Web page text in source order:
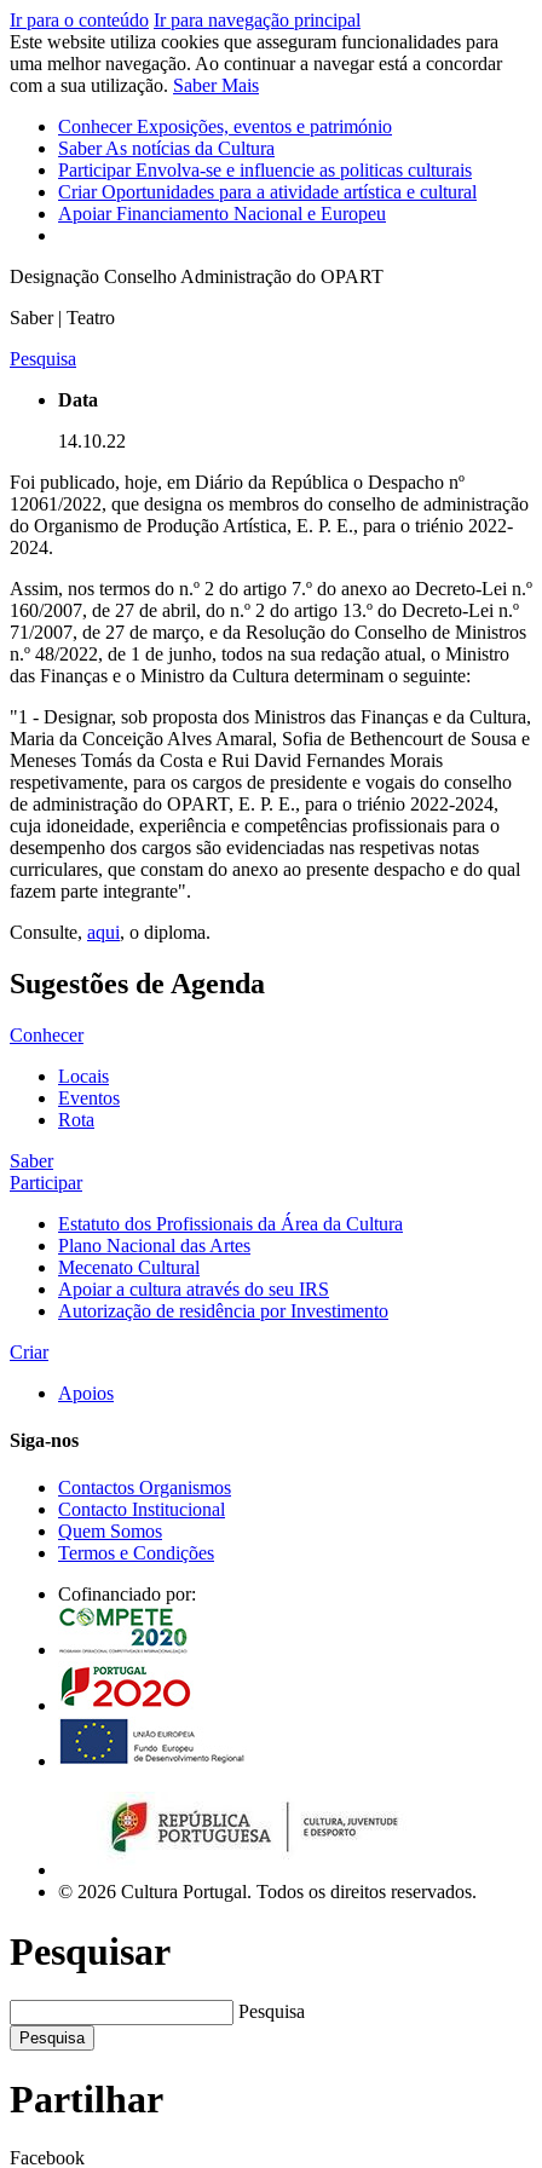
Ir para o conteúdo Ir para navegação principal
Este website utiliza cookies que asseguram funcionalidades para
uma melhor navegação. Ao continuar a navegar está a concordar
com a sua utilização. Saber Mais
ConhecerExposições, eventos e património
SaberAs notícias da Cultura
ParticiparEnvolva-se e influencie as politicas culturais
CriarOportunidades para a atividade artística e cultural
ApoiarFinanciamento Nacional e Europeu
Designação Conselho Administração do OPART
Saber | Teatro
Pesquisa
Data
14.10.22
Foi publicado, hoje, em Diário da República o Despacho nº
12061/2022, que designa os membros do conselho de administração
do Organismo de Produção Artística, E. P. E., para o triénio 2022-
2024.
Assim, nos termos do n.º 2 do artigo 7.º do anexo ao Decreto-Lei n.º
160/2007, de 27 de abril, do n.º 2 do artigo 13.º do Decreto-Lei n.º
71/2007, de 27 de março, e da Resolução do Conselho de Ministros
n.º 48/2022, de 1 de junho, todos na sua redação atual, o Ministro
das Finanças e o Ministro da Cultura determinam o seguinte:
"1 - Designar, sob proposta dos Ministros das Finanças e da Cultura,
Maria da Conceição Alves Amaral, Sofia de Bethencourt de Sousa e
Meneses Tomás da Costa e Rui David Fernandes Morais
respetivamente, para os cargos de presidente e vogais do conselho
de administração do OPART, E. P. E., para o triénio 2022-2024,
cuja idoneidade, experiência e competências profissionais para o
desempenho dos cargos são evidenciadas nas respetivas notas
curriculares, que constam do anexo ao presente despacho e do qual
fazem parte integrante".
Consulte, aqui, o diploma.
Sugestões de Agenda
Conhecer
Locais
Eventos
Rota
Saber
Participar
Estatuto dos Profissionais da Área da Cultura
Plano Nacional das Artes
Mecenato Cultural
Apoiar a cultura através do seu IRS
Autorização de residência por Investimento
Criar
Apoios
Siga-nos
Contactos Organismos
Contacto Institucional
Quem Somos
Termos e Condições
Cofinanciado por:
© 2026 Cultura Portugal. Todos os direitos reservados.
Pesquisar
Pesquisa
Pesquisa
Partilhar
Facebook